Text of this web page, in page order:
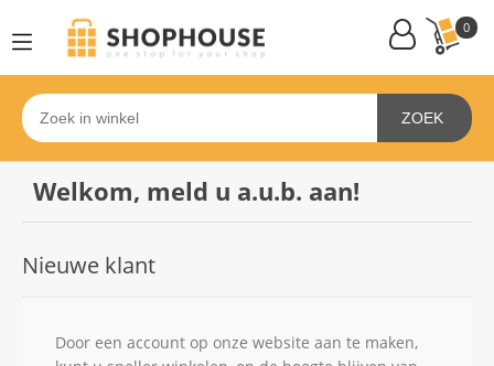
0
ZOEK
Welkom, meld u a.u.b. aan!
Nieuwe klant
Door een account op onze website aan te maken,